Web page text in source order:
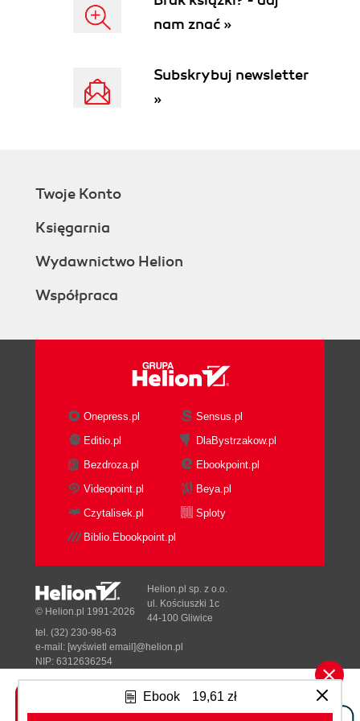
odnoszącego sukcesy (75)
3. Emanuj entuzjazmem (78)
4. Bądź miły dla każdej osoby spotkanej w firmie
8. Przyjmij propozycję gorącego czy zimnego
9. Panuj nad mową ciała (83)
10. Nawiąż dobry kontakt z rekrutującym (84)
12. Czytaj między wierszami (85)
odpowiesz (85)
15. Odpowiadaj na pytanie po chwili namysłu (86)
16. Bądź konsekwentny w swoich wypowiedziach
17. Przedstaw szczegółowy opis sytuacji (87)
18. Mów prostym językiem (88)
19. Dostosuj tempo mówienia do rekrutującego
(89)
21. Bądź skoncentrowany do końca rozmowy (91)
22. Nie okazuj zdenerwowania (91)
23. Nie zapomnij zapisać, z kim masz rozmowę
(92)
24. Nie przychodź na rozmowę z koleżanką (93)
25. Nie przesadzaj z biżuterią, makijażem,
perfumami (93)
26. Nie roztaczaj wokół siebie woni papierosów
Ebook 19,61 zł
nam znać »
Subskrybuj newsletter
»
Twoje Konto
Księgarnia
Wydawnictwo Helion
Współpraca
Onepress.pl
Sensus.pl
Editio.pl
DlaBystrzakow.pl
Bezdroza.pl
Ebookpoint.pl
Videopoint.pl
Beya.pl
Czytalisek.pl
Sploty
Biblio.Ebookpoint.pl
Tonik.pl
© Helion.pl 1991-2026
Helion.pl sp. z o.o.
ul. Kościuszki 1c
44-100 Gliwice
tel. (32) 230-98-63
e-mail: [wyświetl email]@helion.pl
NIP: 6312636254